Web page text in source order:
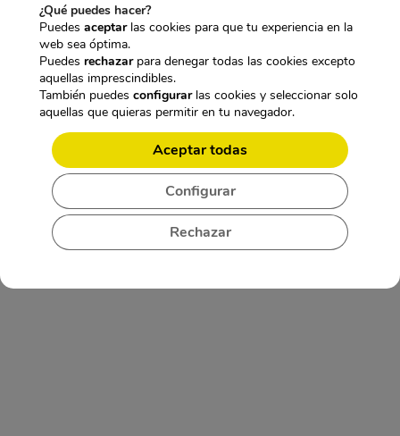
:
9
9
5
€
.
,
5
.
4
,
5
.
,
5
.
CARACTERÍSTICAS TÉCNICAS:
GRABADORA ESPÍA ULTRAFINA
PROFESIONAL 150 HORAS
¿Qué puedes hacer?
Puedes aceptarlas cookies para que tu experiencia en la
web sea óptima.
Puedes rechazarpara denegar todas las cookies excepto
aquellas imprescindibles.
También puedes configurarlas cookies y seleccionar solo
aquellas que quieras permitir en tu navegador.
Aceptar todas
Rechazar
Configurar